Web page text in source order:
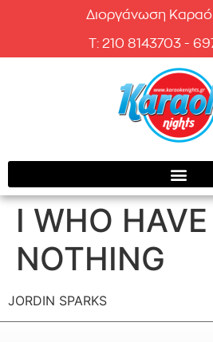
Διοργάνωση
T: 210 8143703 -
I WHO HAVE
NOTHING
JORDIN SPARKS